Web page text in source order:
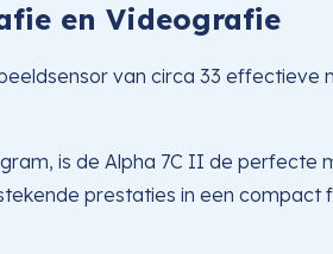
en Videografie
van circa 33 effectieve
is de Alpha 7C II de perfecte
prestaties in een compact